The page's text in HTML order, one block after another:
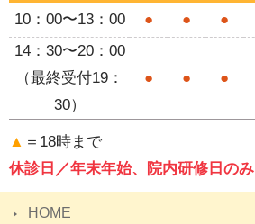
10：00〜13：00
● ● ●
14：30〜20：00
（最終受付19：
30）
● ● ●
▲ ＝18時まで
休診日／年末年始、院内研修日のみ
HOME